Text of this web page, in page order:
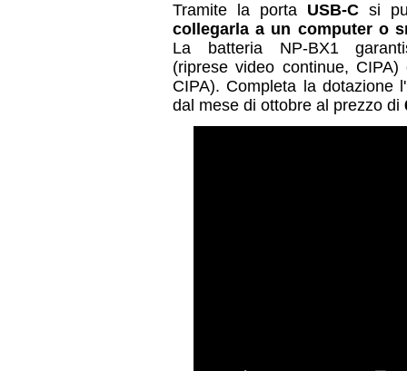
Tramite la porta USB-Csi
collegarla a un computer o
La batteria NP-BX1
(riprese video continue,
CIPA). Completa la dotazione
dal mese di ottobre al prezzo di